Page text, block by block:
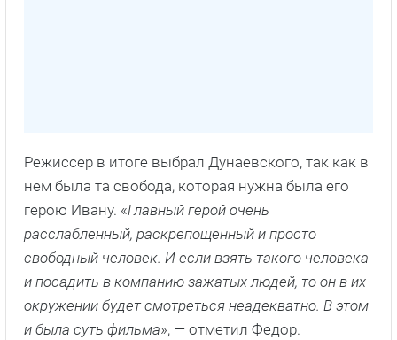
Режиссер в итоге выбрал Дунаевского, так как в
нем была та свобода, которая нужна была его
герою Ивану. «Главный герой очень
расслабленный, раскрепощенный и просто
свободный человек. И если взять такого человека
и посадить в компанию зажатых людей, то он в их
окружении будет смотреться неадекватно. В этом
и была суть фильма», — отметил Федор.